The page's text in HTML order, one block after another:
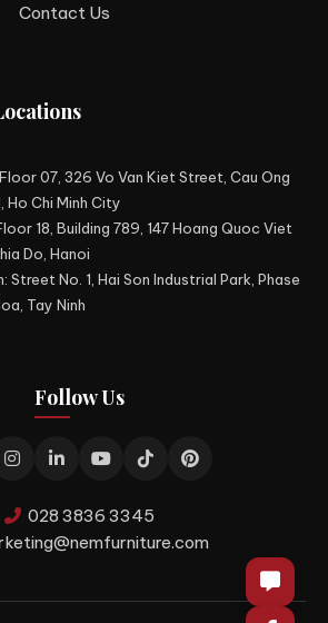
Contact Us
07, 326 Vo Van Kiet Street, Cau Ong
Ho Chi Minh City
18, Building 789, 147 Hoang Quoc Viet
Do, Hanoi
Street No. 1, Hai Son Industrial Park, Phase
Tay Ninh
Follow Us
028 3836 3345